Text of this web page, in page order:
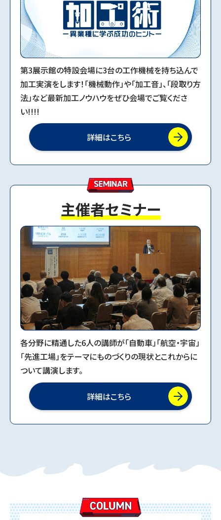
第3展示館の特設会場に3台の工作機械を持ち込んで
加工実演をします！「機械動作」や「加工音」、「段取り方
法」など最新加工ノウハウをぜひ会場でご覧くださ
い!!!!
詳細はこちら
主催者セミナー
各分野に精通した6人の講師が「自動車」「航空・宇宙」
「先進工場」をテーマにものづくりの現状とこれからに
ついて講演します。
詳細はこちら